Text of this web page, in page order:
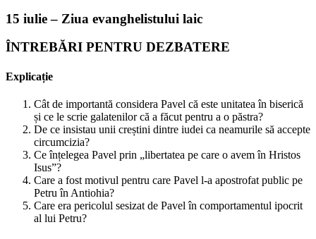
15 iulie – Ziua evanghelistului laic
ÎNTREBĂRI PENTRU DEZBATERE
Explicație
Cât de importantă considera Pavel că este unitatea în biserică
și ce le scrie galatenilor că a făcut pentru a o păstra?
De ce insistau unii creștini dintre iudei ca neamurile să accepte
circumcizia?
Ce înțelegea Pavel prin „libertatea pe care o avem în Hristos
Isus”?
Care a fost motivul pentru care Pavel l-a apostrofat public pe
Petru în Antiohia?
Care era pericolul sesizat de Pavel în comportamentul ipocrit
al lui Petru?